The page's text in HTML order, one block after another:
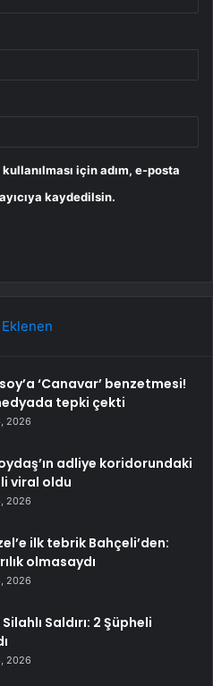
için adım, e-posta
kaydedilsin.
‘Canavar’ benzetmesi!
tepki çekti
2026
adliye koridorundaki
viral oldu
2026
ilk tebrik Bahçeli’den:
olmasaydı
2026
Saldırı: 2 Şüpheli
2026